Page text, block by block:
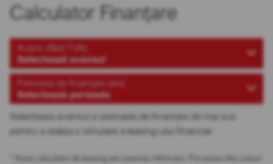
Calculator Finanțare
Avans (fără TVA)
Selectează avansul
Perioada de finanțare (ani)
Selectează perioada
Selecteaza avansul si perioada de finantare de mai sus
pentru a realiza o simulare a leasing-ului financiar.
* Acest calculator de leasing are caracter informativ. Pot exista alte costuri